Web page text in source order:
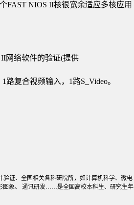
个FAST NIOS II核很宽余适应多核应用
II网络软件的验证(提供
1 路复合视频输入， 1 路S_Video。
验证、全国相关各科研院所，如计算机科学、微电
象、
通讯研发……是全国高校本科生、研究生年